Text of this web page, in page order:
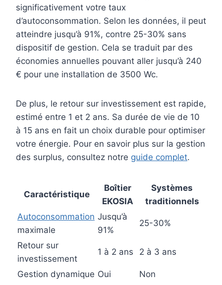
significativement votre taux
d’autoconsommation. Selon les données, il peut
atteindre jusqu’à 91%, contre 25-30% sans
dispositif de gestion. Cela se traduit par des
économies annuelles pouvant aller jusqu’à 240
€ pour une installation de 3500 Wc.
De plus, le retour sur investissement est rapide,
estimé entre 1 et 2 ans. Sa durée de vie de 10
à 15 ans en fait un choix durable pour optimiser
votre énergie. Pour en savoir plus sur la gestion
des surplus, consultez notre guide complet.
Caractéristique
Boîtier
EKOSIA
Systèmes
traditionnels
Autoconsommation
maximale
Jusqu’à
91%
25-30%
Retour sur
investissement
1 à 2 ans 2 à 3 ans
Gestion dynamique Oui Non